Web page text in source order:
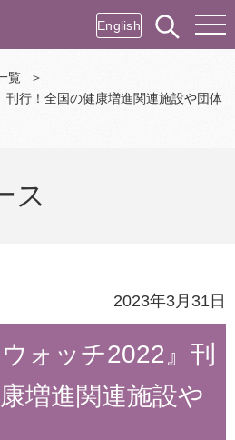
English
覧
＞
刊行！全国の健康増進関連施設や団体
ス
2023年3月31日
ォッチ2022』刊
増進関連施設や